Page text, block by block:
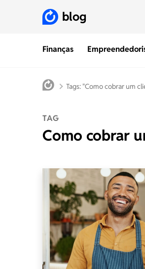
Finanças
blog
Tags: "Como cobrar um
TAG
Como cobrar